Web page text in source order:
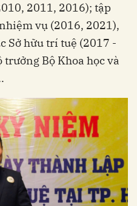
2011, 2016); tập
vụ (2016, 2021),
Sở hữu trí tuệ (2017 -
Bộ Khoa học và